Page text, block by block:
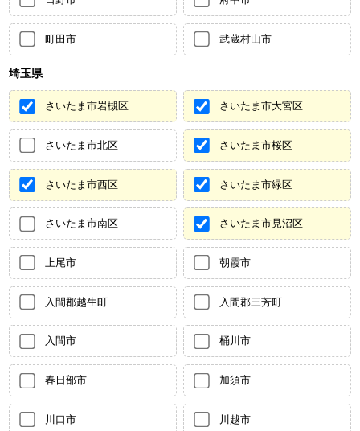
町田市 武蔵村山市
埼玉県
さいたま市岩槻区 さいたま市大宮区
さいたま市北区 さいたま市桜区
さいたま市西区 さいたま市緑区
さいたま市南区 さいたま市見沼区
上尾市 朝霞市
入間郡越生町 入間郡三芳町
入間市 桶川市
春日部市 加須市
川口市 川越市